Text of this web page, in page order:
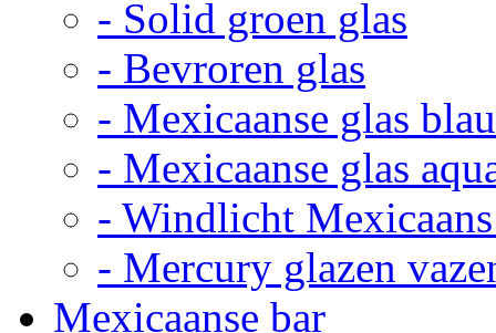
- Solid groen glas
- Bevroren glas
- Mexicaanse glas
- Mexicaanse glas
- Windlicht
- Mercury glazen
Mexicaanse bar